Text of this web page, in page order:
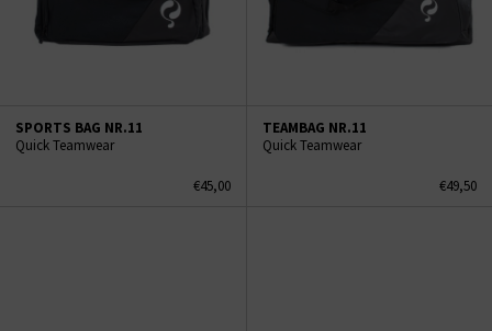
SPORTS BAG NR.11
Quick Teamwear
€45,00
TEAMBAG NR.11
Quick Teamwear
€49,50